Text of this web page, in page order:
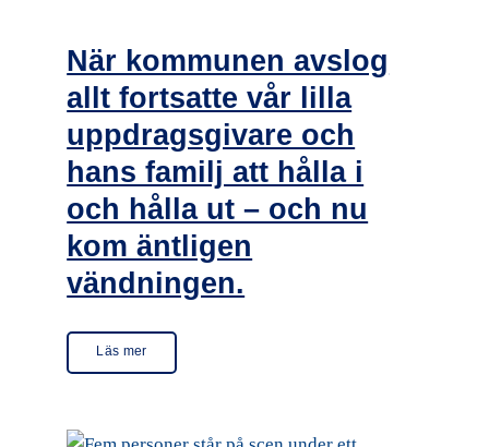
När kommunen avslog
allt fortsatte vår lilla
uppdragsgivare och
hans familj att hålla i
och hålla ut – och nu
kom äntligen
vändningen.
Läs mer